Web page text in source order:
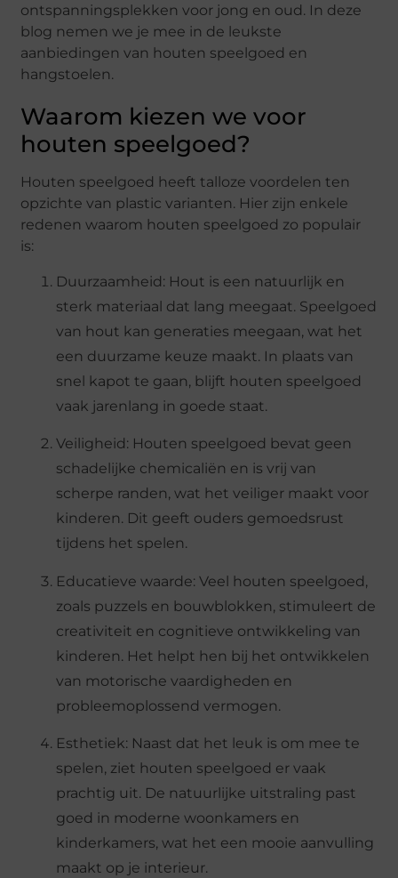
ontspanningsplekken voor jong en oud. In deze
blog nemen we je mee in de leukste
aanbiedingen van houten speelgoed en
hangstoelen.
Waarom kiezen we voor
houten speelgoed?
Houten speelgoed heeft talloze voordelen ten
opzichte van plastic varianten. Hier zijn enkele
redenen waarom houten speelgoed zo populair
is:
Duurzaamheid: Hout is een natuurlijk en
sterk materiaal dat lang meegaat. Speelgoed
van hout kan generaties meegaan, wat het
een duurzame keuze maakt. In plaats van
snel kapot te gaan, blijft houten speelgoed
vaak jarenlang in goede staat.
Veiligheid: Houten speelgoed bevat geen
schadelijke chemicaliën en is vrij van
scherpe randen, wat het veiliger maakt voor
kinderen. Dit geeft ouders gemoedsrust
tijdens het spelen.
Educatieve waarde: Veel houten speelgoed,
zoals puzzels en bouwblokken, stimuleert de
creativiteit en cognitieve ontwikkeling van
kinderen. Het helpt hen bij het ontwikkelen
van motorische vaardigheden en
probleemoplossend vermogen.
Esthetiek: Naast dat het leuk is om mee te
spelen, ziet houten speelgoed er vaak
prachtig uit. De natuurlijke uitstraling past
goed in moderne woonkamers en
kinderkamers, wat het een mooie aanvulling
maakt op je interieur.